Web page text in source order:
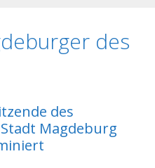
des
des
Magdeburg